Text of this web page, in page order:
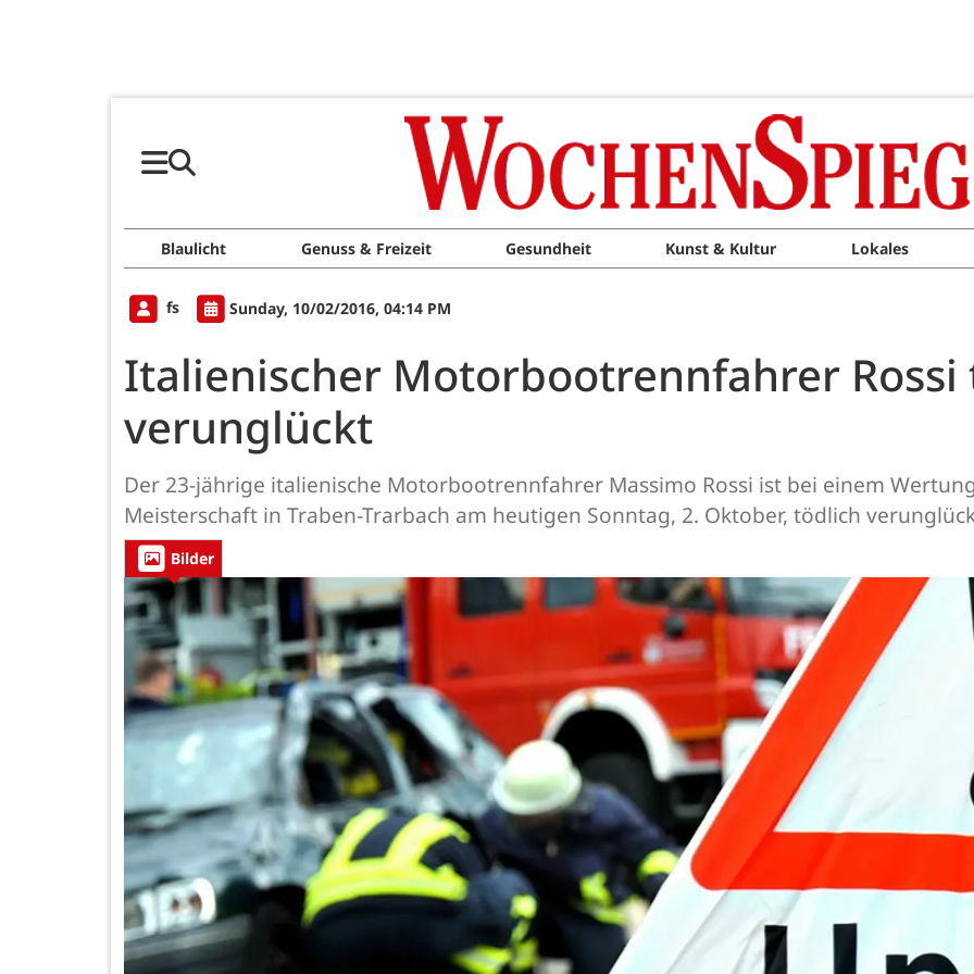
Blaulicht Genuss & Freizeit Gesundheit Kunst & Kultur Lokales
fs Sunday, 10/02/2016, 04:14 PM
Italienischer Motorbootrennfahrer
verunglückt
Der 23-jährige italienische Motorbootrennfahrer Massimo Rossi ist bei einem
Meisterschaft in Traben-Trarbach am heutigen Sonntag, 2. Oktober, tödlich
Bilder